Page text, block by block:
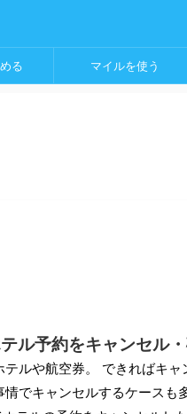
る マイルを使う
ル予約をキャンセル
ルや航空券。 できればキ
でキャンセルするケースも